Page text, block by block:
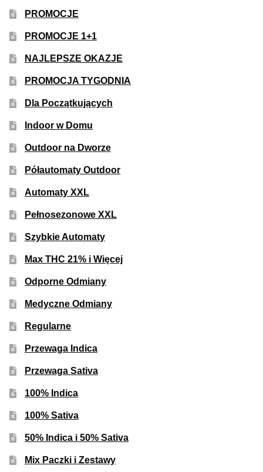
PROMOCJE
PROMOCJE 1+1
NAJLEPSZE OKAZJE
PROMOCJA TYGODNIA
Dla Początkujących
Indoor w Domu
Outdoor na Dworze
Półautomaty Outdoor
Automaty XXL
Pełnosezonowe XXL
Szybkie Automaty
Max THC 21% i Więcej
Odporne Odmiany
Medyczne Odmiany
Regularne
Przewaga Indica
Przewaga Sativa
100% Indica
100% Sativa
50% Indica i 50% Sativa
Mix Paczki i Zestawy